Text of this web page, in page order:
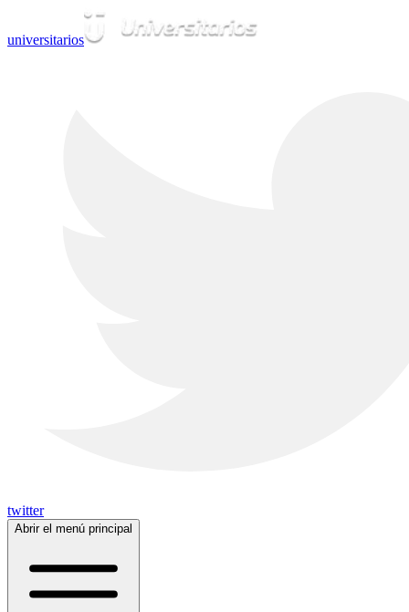
universitarios
twitter
Abrir el menú principal